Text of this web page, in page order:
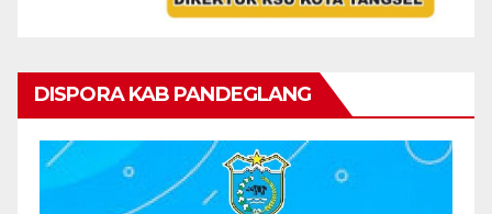
DISPORA KAB PANDEGLANG